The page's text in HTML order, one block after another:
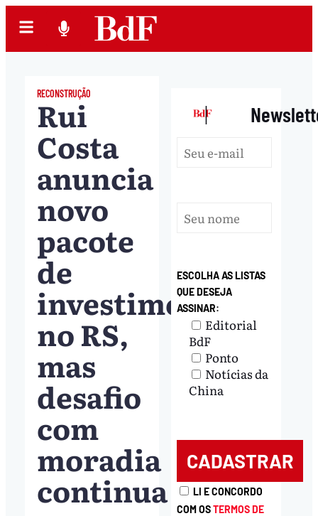
RECONSTRUÇÃO
Rui
Costa
anuncia
novo
pacote
de
investimento
no RS,
mas
desafio
com
moradia
continua
|
ESCOLHA AS LISTAS
QUE DESEJA
ASSINAR:
Editorial
BdF
Ponto
Notícias da
China
LI E CONCORDO
COM OSTERMOS DE